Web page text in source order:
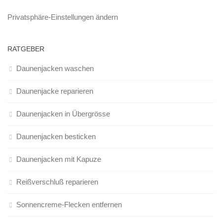
Privatsphäre-Einstellungen ändern
RATGEBER
Daunenjacken waschen
Daunenjacke reparieren
Daunenjacken in Übergrösse
Daunenjacken besticken
Daunenjacken mit Kapuze
Reißverschluß reparieren
Sonnencreme-Flecken entfernen